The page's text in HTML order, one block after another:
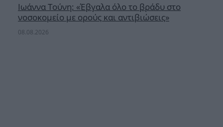
Ιωάννα Τούνη: «Έβγαλα όλο το βράδυ στο
νοσοκομείο με ορούς και αντιβιώσεις»
08.08.2026